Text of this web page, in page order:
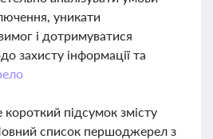
уникати
і дотримуватися
захисту інформації та
підсумок змісту
список першоджерел з